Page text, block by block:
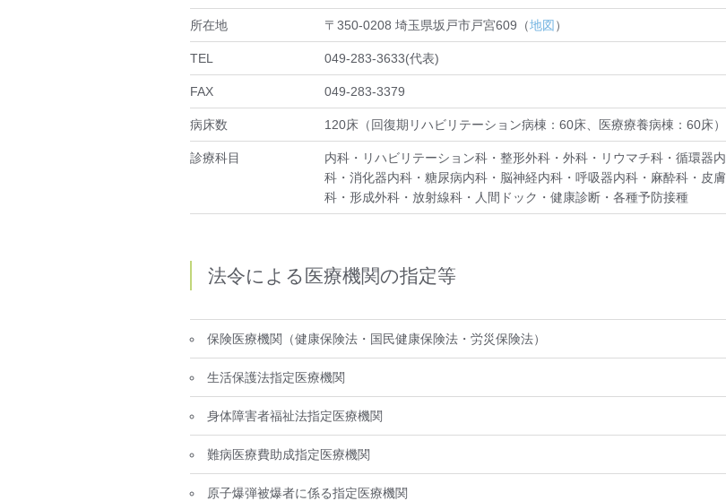
所在地 〒350-0208 埼玉県坂戸市戸宮609（地図 ）
TEL 049-283-3633(代表)
FAX 049-283-3379
病床数 120床（回復期リハビリテーション病棟：60床、医療療養病棟：60床）
診療科目
内科・リハビリテーション科・整形外科・外科・リウマチ科・循環器内
科・消化器内科・糖尿病内科・脳神経内科・呼吸器内科・麻酔科・皮膚
科・形成外科・放射線科・人間ドック・健康診断・各種予防接種
法令による医療機関の指定等
保険医療機関（健康保険法・国民健康保険法・労災保険法）
生活保護法指定医療機関
身体障害者福祉法指定医療機関
難病医療費助成指定医療機関
原子爆弾被爆者に係る指定医療機関